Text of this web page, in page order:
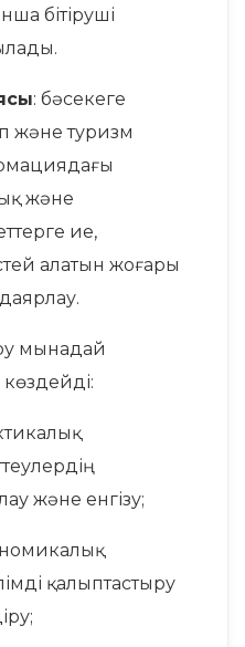
бітіруші
: бәсекеге
және туризм
және
ие,
алатын жоғары
мынадай
және енгізу;
қалыптастыру